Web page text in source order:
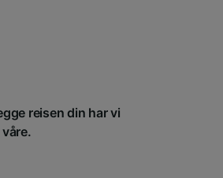
reisen din har vi